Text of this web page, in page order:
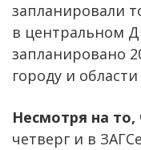
запланировали
в центральном
запланировано
городу и области
Несмотря на то,
четверг и в